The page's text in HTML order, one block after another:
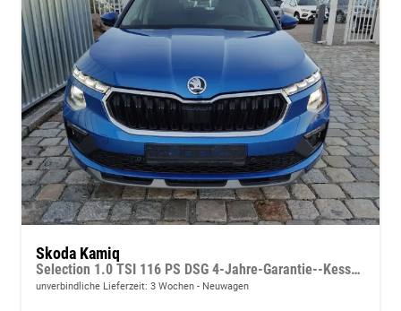
Skoda Kamiq
Selection 1.0 TSI 116 PS DSG 4-Jahre-Garantie--Kessy-16" Alu-2-Zonen-Climatronic-Tempomat-LED-AppleCarPlay-AndroidAuto-Rückfahrkamera-2xPDC
unverbindliche Lieferzeit: 3 Wochen Neuwagen